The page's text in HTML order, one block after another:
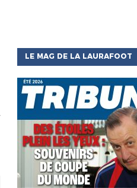
LE MAG DE LA LAURAFOOT